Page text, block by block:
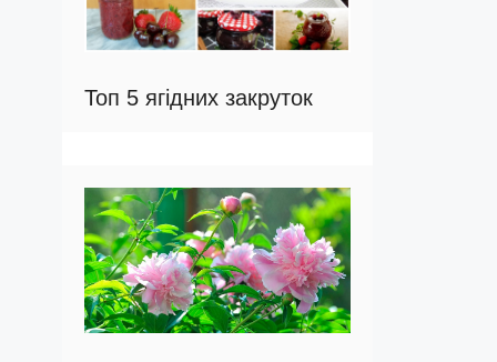
Топ 5 ягідних закруток